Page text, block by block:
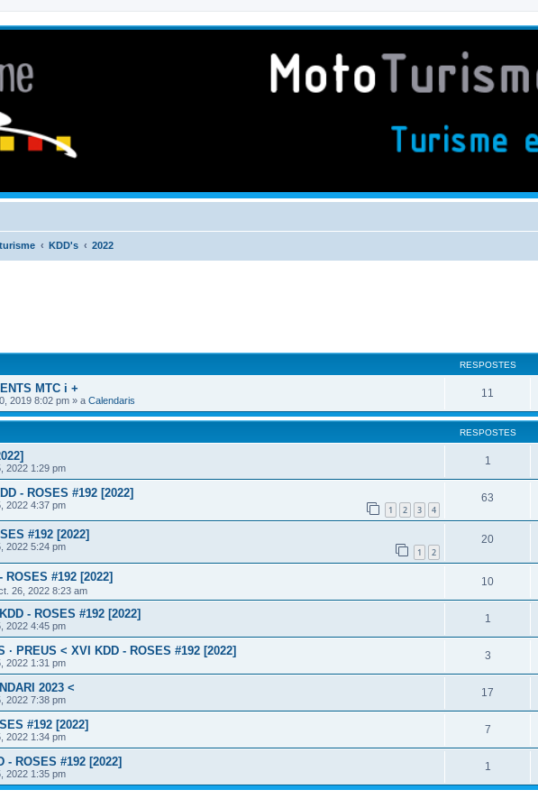
KDD's 2022
RESPOSTES
MTC i +
2019 8:02 pm » a Calendaris
11
RESPOSTES
2022 1:29 pm
1
- ROSES #192 [2022]
2022 4:37 pm 1 2 3 4
63
#192 [2022]
2022 5:24 pm 1 2
20
#192 [2022]
26, 2022 8:23 am
10
- ROSES #192 [2022]
2022 4:45 pm
1
· PREUS < XVI KDD - ROSES #192 [2022]
2022 1:31 pm
3
2023 <
2022 7:38 pm
17
#192 [2022]
2022 1:34 pm
7
- ROSES #192 [2022]
2022 1:35 pm
1